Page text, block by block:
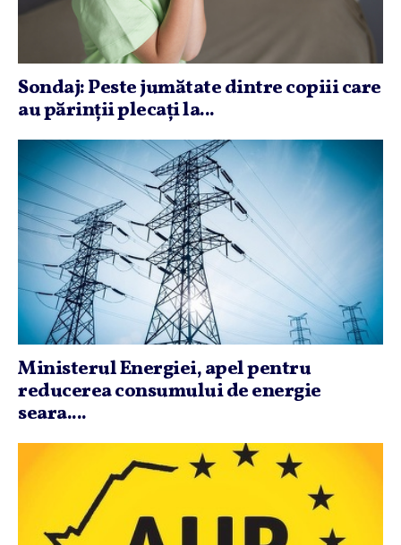
Sondaj: Peste jumătate dintre copiii care
au părinţii plecaţi la...
Ministerul Energiei, apel pentru
reducerea consumului de energie
seara....